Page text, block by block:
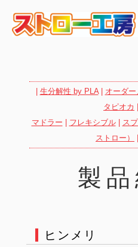
生分解性 by PLA| オーダー
タピオカ
マドラー
フレキシブル| ス
ストロー）
製
ヒンメリ